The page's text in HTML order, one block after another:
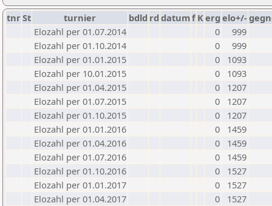
tnrSt turnier bdld rd datumf Kerg elo+/-
Elozahl per 01.07.2014
0
999
Elozahl per 01.10.2014
0
999
Elozahl per 01.01.2015
0
1093
Elozahl per 10.01.2015
0
1093
Elozahl per 01.04.2015
0
1207
Elozahl per 01.07.2015
0
1207
Elozahl per 01.10.2015
0
1207
Elozahl per 01.01.2016
0
1459
Elozahl per 01.04.2016
0
1459
Elozahl per 01.07.2016
0
1459
Elozahl per 01.10.2016
0
1527
Elozahl per 01.01.2017
0
1527
Elozahl per 01.04.2017
0
1527